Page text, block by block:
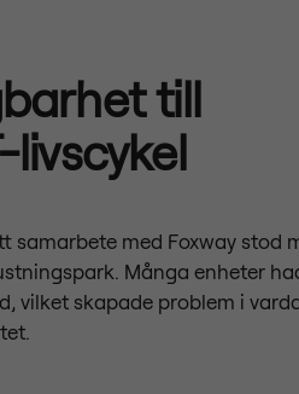
till
med Foxway stod
Många enheter
vilket skapade problem i